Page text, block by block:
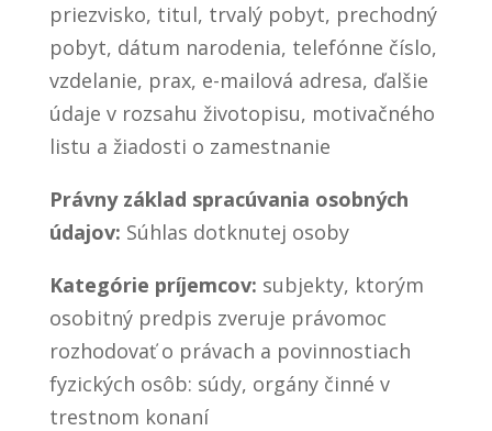
priezvisko, titul, trvalý pobyt, prechodný
pobyt, dátum narodenia, telefónne číslo,
vzdelanie, prax, e-mailová adresa, ďalšie
údaje v rozsahu životopisu, motivačného
listu a žiadosti o zamestnanie
Právny základ spracúvania osobných
údajov: Súhlas dotknutej osoby
Kategórie príjemcov: subjekty, ktorým
osobitný predpis zveruje právomoc
rozhodovať o právach a povinnostiach
fyzických osôb: súdy, orgány činné v
trestnom konaní